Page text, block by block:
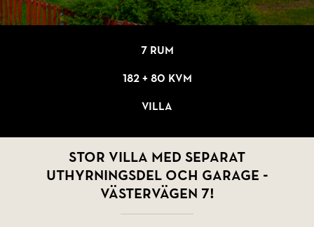
7 rum
182 + 80 kvm
Villa
Stor villa med separat
uthyrningsdel och garage -
Västervägen 7!